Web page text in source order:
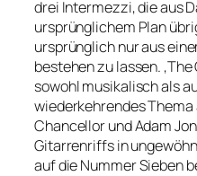
drei Intermezzi, die aus
ursprünglichem Plan
ursprünglich nur aus
bestehen zu lassen.
sowohl musikalisch als
wiederkehrendes
Chancellor und Adam
Gitarrenriffs in
auf die Nummer Sieben